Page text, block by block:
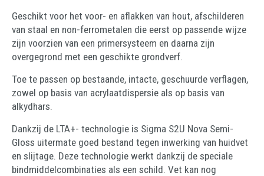
Geschikt voor het voor- en aflakken van hout, afschilderen
van staal en non-ferrometalen die eerst op passende wijze
zijn voorzien van een primersysteem en daarna zijn
overgegrond met een geschikte grondverf.
Toe te passen op bestaande, intacte, geschuurde verflagen,
zowel op basis van acrylaatdispersie als op basis van
alkydhars.
Dankzij de LTA+- technologie is Sigma S2U Nova Semi-
Gloss uitermate goed bestand tegen inwerking van huidvet
en slijtage. Deze technologie werkt dankzij de speciale
bindmiddelcombinaties als een schild. Vet kan nog